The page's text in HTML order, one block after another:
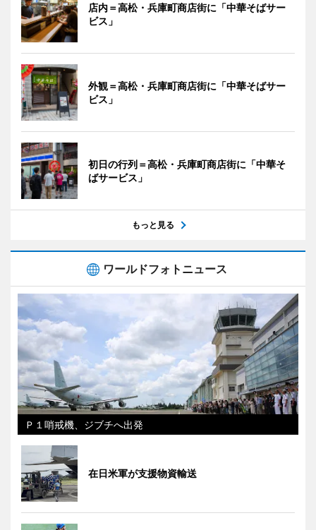
店内＝高松・兵庫町商店街に「中華そばサー
ビス」
外観＝高松・兵庫町商店街に「中華そばサー
ビス」
初日の行列＝高松・兵庫町商店街に「中華そ
ばサービス」
もっと見る
ワールドフォトニュース
Ｐ１哨戒機、ジブチへ出発
在日米軍が支援物資輸送